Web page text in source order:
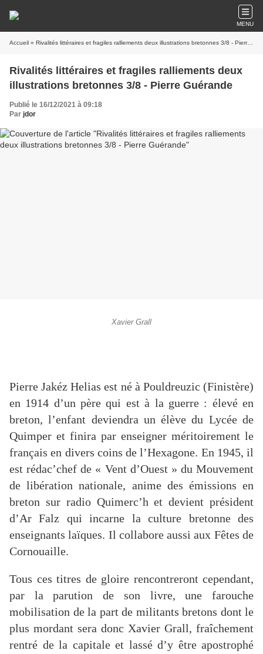
MENU
Accueil » Rivalités littéraires et fragiles ralliements deux illustrations bretonnes 3/8 - Pierre Guérande
Rivalités littéraires et fragiles ralliements deux
illustrations bretonnes 3/8 - Pierre Guérande
Publié le 16/12/2021 à 09:18
Par jdor
Xavier Grall
Pierre Jakéz Helias est né à Pouldreuzic (Finistère)
en 1914 d’un père qui est à la guerre : élevé en
breton, l’enfant deviendra un élève du Lycée de
Quimper et finira par enseigner méritoirement le
français en divers coins de l’Hexagone. En 1945, il
est rédac’chef de « Vent d’Ouest » du Mouvement
de libération nationale, anime des émissions en
breton sur radio Quimerc’h et devient président
d’Ar Falz qui incarne la culture bretonne des
enseignants laïques. Il collabore aussi aux Fêtes de
Cornouaille.
Tous ces titres de gloire rencontreront cependant,
par la parution de son livre, une farouche
mobilisation de la part de militants bretons dont le
plus mordant sera donc Xavier Grall, fraîchement
rentré de la capitale et lassé d’y être apostrophé